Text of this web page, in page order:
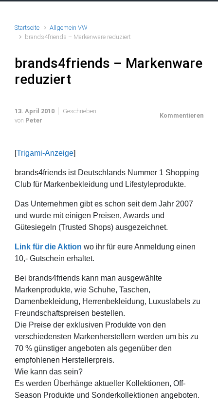
Startseite
Allgemein VW
brands4friends – Markenware reduziert
brands4friends – Markenware
reduziert
13. April 2010
Geschrieben
von Peter
Kommentieren
[Trigami-Anzeige]
brands4friends ist Deutschlands Nummer 1 Shopping
Club für Markenbekleidung und Lifestyleprodukte.
Das Unternehmen gibt es schon seit dem Jahr 2007
und wurde mit einigen Preisen, Awards und
Gütesiegeln (Trusted Shops) ausgezeichnet.
Link für die Aktion wo ihr für eure Anmeldung einen
10,- Gutschein erhaltet.
Bei brands4friends kann man ausgewählte
Markenprodukte, wie Schuhe, Taschen,
Damenbekleidung, Herrenbekleidung, Luxuslabels zu
Freundschaftspreisen bestellen.
Die Preise der exklusiven Produkte von den
verschiedensten Markenherstellern werden um bis zu
70 % günstiger angeboten als gegenüber den
empfohlenen Herstellerpreis.
Wie kann das sein?
Es werden Überhänge aktueller Kollektionen, Off-
Season Produkte und Sonderkollektionen angeboten.